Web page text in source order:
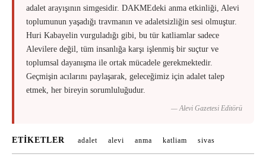
adalet arayışının simgesidir. DAKMEdeki anma etkinliği, Alevi
toplumunun yaşadığı travmanın ve adaletsizliğin sesi olmuştur.
Huri Kabayelin vurguladığı gibi, bu tür katliamlar sadece
Alevilere değil, tüm insanlığa karşı işlenmiş bir suçtur ve
toplumsal dayanışma ile ortak mücadele gerekmektedir.
Geçmişin acılarını paylaşarak, geleceğimiz için adalet talep
etmek, her bireyin sorumluluğudur.
— Alevi Gazetesi Editörü
ETIKETLER adalet alevi anma katliam sivas